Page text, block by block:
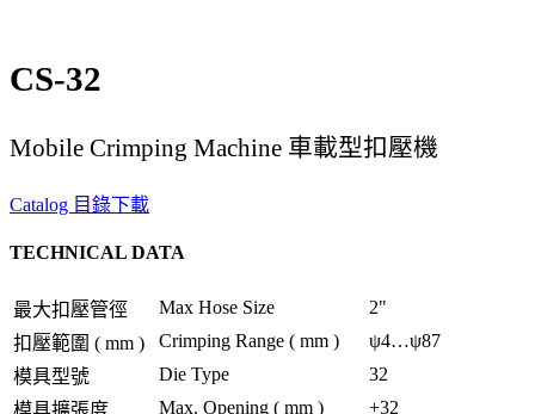
CS-32
Mobile Crimping Machine 車載型扣壓機
Catalog 目錄下載
TECHNICAL DATA
最大扣壓管徑 Max Hose Size
2"
扣壓範圍 ( mm )
Crimping Range ( mm )
ψ4…ψ87
模具型號
Die Type
32
模具擴張度
Max. Opening ( mm )
+32